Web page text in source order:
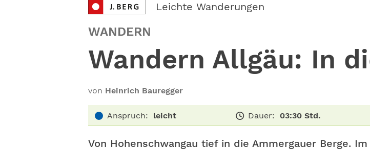
Leichte Wanderungen
WANDERN
Wandern Allgäu: In
von Heinrich Bauregger
Anspruch: leicht Dauer: 03:30 Std.
Von Hohenschwangau tief in die Ammergauer Berge.